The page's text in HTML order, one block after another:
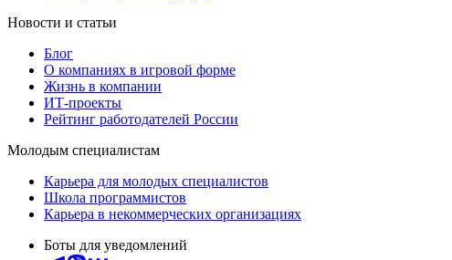
Новости и статьи
Блог
О компаниях в игровой форме
Жизнь в компании
ИТ-проекты
Рейтинг работодателей России
Молодым специалистам
Карьера для молодых специалистов
Школа программистов
Карьера в некоммерческих организациях
Боты для уведомлений